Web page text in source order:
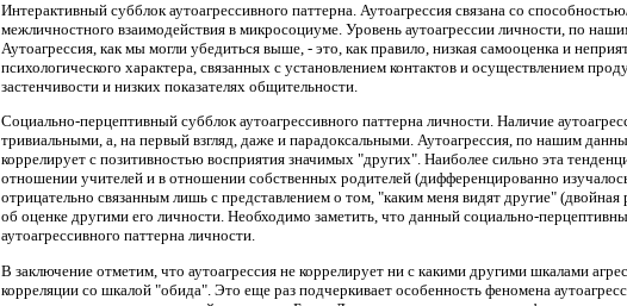
Интерактивный субблок аутоагрессивного паттерна. Аутоагрессия связана со
межличностного взаимодействия в микросоциуме. Уровень аутоагрессии личности, по
Аутоагрессия, как мы могли убедиться выше, - это, как правило, низкая самооценка и
психологического характера, связанных с установлением контактов и осуществлением
застенчивости и низких показателях общительности.
Социально-перцептивный субблок аутоагрессивного паттерна личности. Наличие
тривиальными, а, на первый взгляд, даже и парадоксальными. Аутоагрессия, по нашим
коррелирует с позитивностью восприятия значимых "других". Наиболее сильно эта
отношении учителей и в отношении собственных родителей (дифференцированно
отрицательно связанным лишь с представлением о том, "каким меня видят другие"
об оценке другими его личности. Необходимо заметить, что данный социально-
аутоагрессивного паттерна личности.
В заключение отметим, что аутоагрессия не коррелирует ни с какими другими шкалами
корреляции со шкалой "обида". Это еще раз подчеркивает особенность феномена